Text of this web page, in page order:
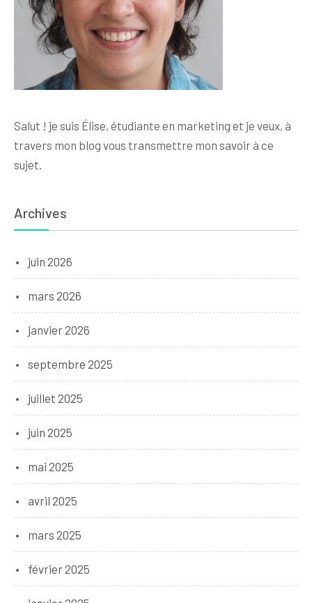
Salut ! je suis Élise, étudiante en marketing et je veux, à
travers mon blog vous transmettre mon savoir à ce
sujet.
Archives
juin 2026
mars 2026
janvier 2026
septembre 2025
juillet 2025
juin 2025
mai 2025
avril 2025
mars 2025
février 2025